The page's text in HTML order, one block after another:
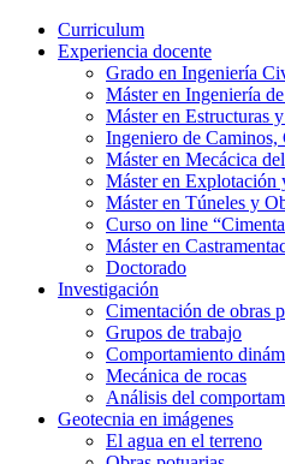
Curriculum
Experiencia docente
Grado en Ingeniería
Máster en Ingeniería
Máster en Estructuras
Ingeniero de Caminos,
Máster en Mecácica
Máster en Explotación
Máster en Túneles y
Curso on line
Máster en
Doctorado
Investigación
Cimentación de obras
Grupos de trabajo
Comportamiento
Mecánica de rocas
Análisis del
Geotecnia en imágenes
El agua en el terreno